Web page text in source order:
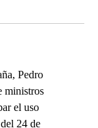
Pedro
ministros
el uso
24 de